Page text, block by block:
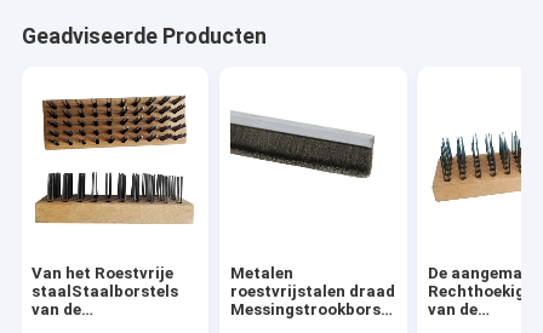
Geadviseerde Producten
Van het Roestvrije
staalStaalborstels
van de
Metalen
roestvrijstalen draad
Messingstrookborstel
De
Rechthoekige
van de